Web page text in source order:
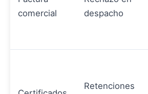
comercial
despacho
Retenciones